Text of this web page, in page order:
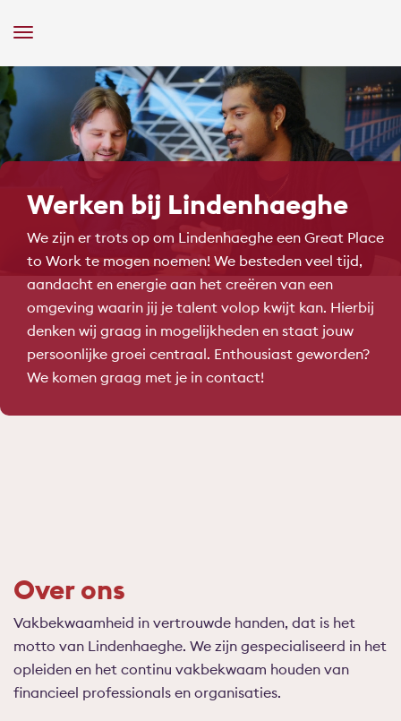
Toggle
Werken bij Lindenhaeghe
We zijn er trots op om Lindenhaeghe een Great Place
to Work te mogen noemen! We besteden veel tijd,
aandacht en energie aan het creëren van een
omgeving waarin jij je talent volop kwijt kan. Hierbij
denken wij graag in mogelijkheden en staat jouw
persoonlijke groei centraal. Enthousiast geworden?
We komen graag met je in contact!
Over ons
Vakbekwaamheid in vertrouwde handen, dat is het
motto van Lindenhaeghe. We zijn gespecialiseerd in het
opleiden en het continu vakbekwaam houden van
financieel professionals en organisaties.